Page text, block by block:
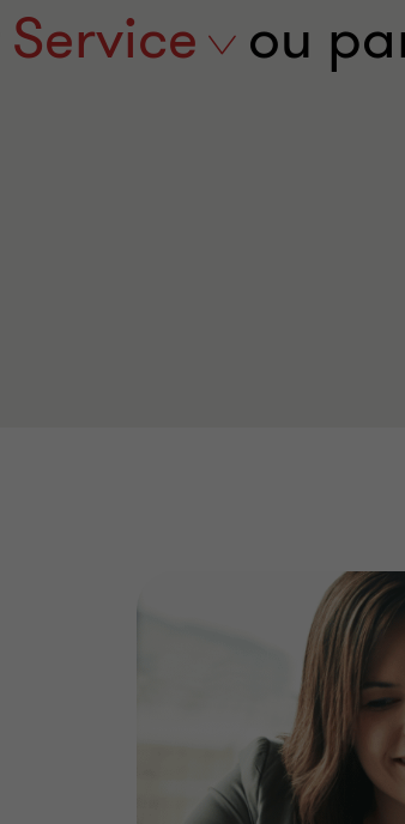
service
Service ou